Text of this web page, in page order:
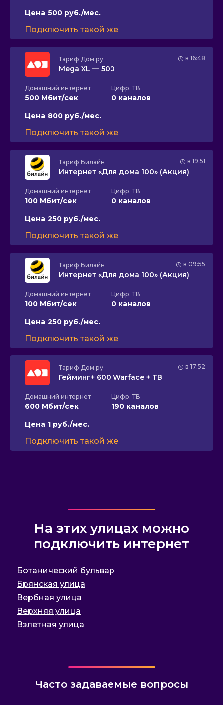
Цена 500 руб./мес.
Подключить такой же
в 16:48
Тариф Дом.ру
Mega XL — 500
Домашний интернет
500 Мбит/сек
Цифр. ТВ
0 каналов
Цена 800 руб./мес.
Подключить такой же
в 19:51
Тариф Билайн
Интернет «Для дома 100» (Акция)
Домашний интернет
100 Мбит/сек
Цифр. ТВ
0 каналов
Цена 250 руб./мес.
Подключить такой же
в 09:55
Тариф Билайн
Интернет «Для дома 100» (Акция)
Домашний интернет
100 Мбит/сек
Цифр. ТВ
0 каналов
Цена 250 руб./мес.
Подключить такой же
в 17:52
Тариф Дом.ру
Гейминг+ 600 Warface + ТВ
Домашний интернет
600 Мбит/сек
Цифр. ТВ
190 каналов
Цена 1 руб./мес.
Подключить такой же
На этих улицах можно
подключить интернет
Ботанический бульвар
Брянская улица
Вербная улица
Верхняя улица
Взлетная улица
Часто задаваемые вопросы